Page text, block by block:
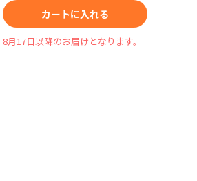
カートに入れる
8月17日以降のお届けとなります。